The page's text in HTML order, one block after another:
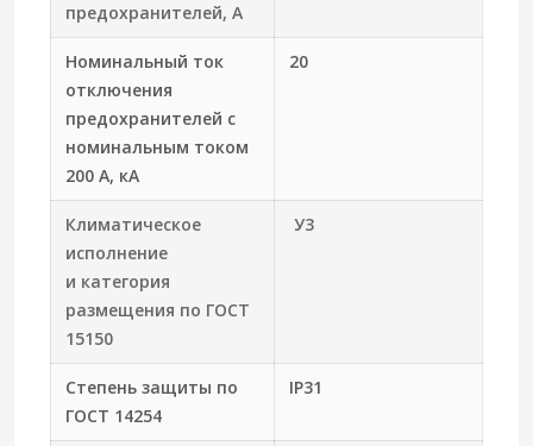
предохранителей, А
Номинальный ток
отключения
предохранителей с
номинальным током
200 А, кА
20
Климатическое
исполнение
и категория
размещения по ГОСТ
15150
У3
Степень защиты по
ГОСТ 14254
IP31